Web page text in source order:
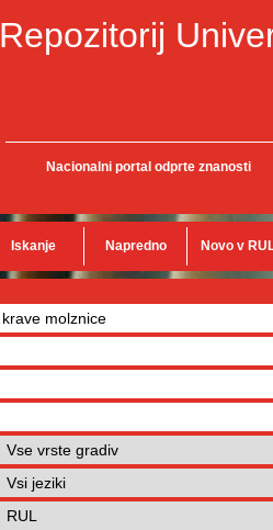
Repozitorij
Nacionalni portal odprte znanosti
Iskanje Napredno Novo v